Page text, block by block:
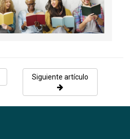
Siguiente artículo